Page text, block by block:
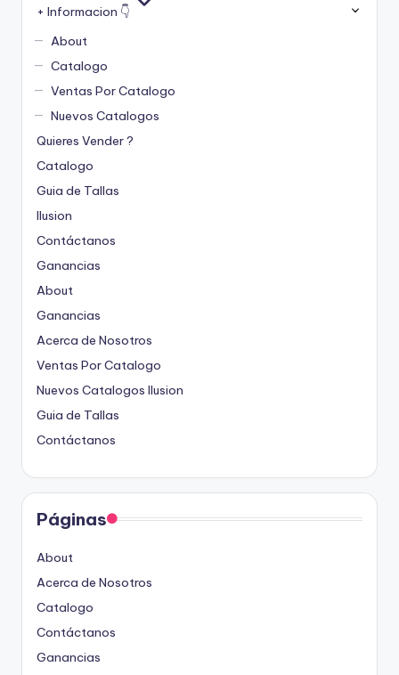
+ Informacion 👇
About
Catalogo
Ventas Por Catalogo
Nuevos Catalogos
Quieres Vender ?
Catalogo
Guia de Tallas
Ilusion
Contáctanos
Ganancias
About
Ganancias
Acerca de Nosotros
Ventas Por Catalogo
Nuevos Catalogos Ilusion
Guia de Tallas
Contáctanos
Páginas
About
Acerca de Nosotros
Catalogo
Contáctanos
Ganancias